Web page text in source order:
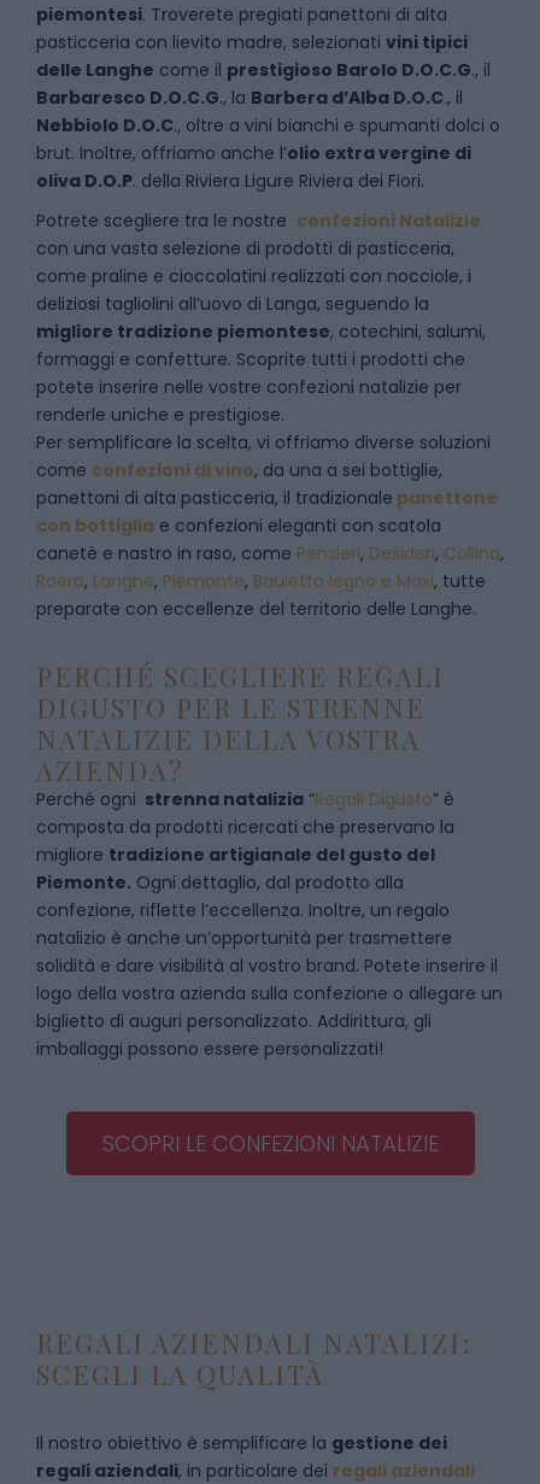
piemontesi. Troverete pregiati panettoni di alta
pasticceria con lievito madre, selezionati vini tipici
delle Langhe come il prestigioso Barolo D.O.C.G., il
Barbaresco D.O.C.G., la Barbera d’Alba D.O.C., il
Nebbiolo D.O.C., oltre a vini bianchi e spumanti dolci o
brut. Inoltre, offriamo anche l’olio extra vergine di
oliva D.O.P. della Riviera Ligure Riviera dei Fiori.
Potrete scegliere tra le nostre confezioni Natalizie
con una vasta selezione di prodotti di pasticceria,
come praline e cioccolatini realizzati con nocciole, i
deliziosi tagliolini all’uovo di Langa, seguendo la
migliore tradizione piemontese, cotechini, salumi,
formaggi e confetture. Scoprite tutti i prodotti che
potete inserire nelle vostre confezioni natalizie per
renderle uniche e prestigiose.
Per semplificare la scelta, vi offriamo diverse soluzioni
come confezioni di vino, da una a sei bottiglie,
panettoni di alta pasticceria, il tradizionale panettone
con bottiglia e confezioni eleganti con scatola
canetè e nastro in raso, come Pensieri, Desideri, Collina,
Roero, Langhe, Piemonte, Bauletto legno e Maxi, tutte
preparate con eccellenze del territorio delle Langhe.
PERCHÉ SCEGLIERE REGALI
DIGUSTO PER LE STRENNE
NATALIZIE DELLA VOSTRA
AZIENDA?
Perché ogni strenna natalizia “Regali Digusto” è
composta da prodotti ricercati che preservano la
migliore tradizione artigianale del gusto del
Piemonte. Ogni dettaglio, dal prodotto alla
confezione, riflette l’eccellenza. Inoltre, un regalo
natalizio è anche un’opportunità per trasmettere
solidità e dare visibilità al vostro brand. Potete inserire il
logo della vostra azienda sulla confezione o allegare un
biglietto di auguri personalizzato. Addirittura, gli
imballaggi possono essere personalizzati!
SCOPRI LE CONFEZIONI NATALIZIE
REGALI AZIENDALI NATALIZI:
SCEGLI LA QUALITÀ
Il nostro obiettivo è semplificare la gestione dei
regali aziendali, in particolare dei regali aziendali